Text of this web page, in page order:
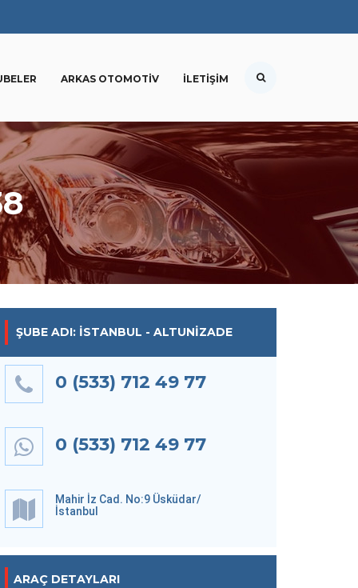
ARKAS OTOMOTIV İLETIŞIM
ŞUBE ADI: İSTANBUL - ALTUNIZADE
0 (533) 712 49 77
0 (533) 712 49 77
Mahir İz Cad. No:9 Üsküdar/
İstanbul
ARAÇ DETAYLARI